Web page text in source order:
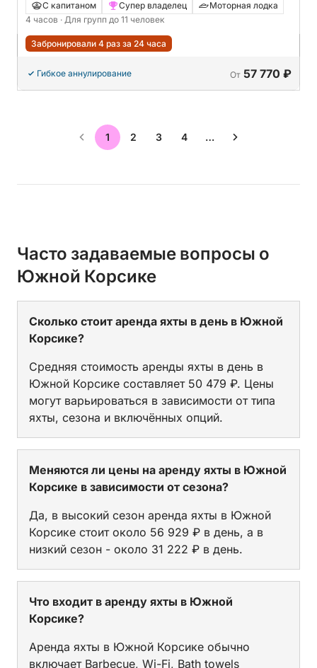
лодке.
С капитаном Супер владелец
Моторная лодка
4 часов · Для групп до 11 человек
Забронировали 4 раз за 24 часа
Гибкое аннулирование От 57 770 ₽
1 2 3 4 …
Часто задаваемые вопросы о
Южной Корсике
Сколько стоит аренда яхты в день в Южной
Корсике?
Средняя стоимость аренды яхты в день в
Южной Корсике составляет 50 479 ₽. Цены
могут варьироваться в зависимости от типа
яхты, сезона и включённых опций.
Меняются ли цены на аренду яхты в Южной
Корсике в зависимости от сезона?
Да, в высокий сезон аренда яхты в Южной
Корсике стоит около 56 929 ₽ в день, а в
низкий сезон - около 31 222 ₽ в день.
Что входит в аренду яхты в Южной
Корсике?
Аренда яхты в Южной Корсике обычно
включает Barbecue, Wi-Fi, Bath towels